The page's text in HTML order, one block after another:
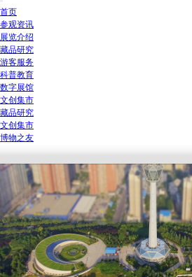
首页
参观资讯
展览介绍
藏品研究
游客服务
科普教育
数字展馆
文创集市
藏品研究
文创集市
博物之友